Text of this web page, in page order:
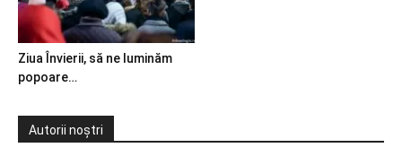
Ziua Învierii, să ne luminăm
popoare…
Autorii noștri